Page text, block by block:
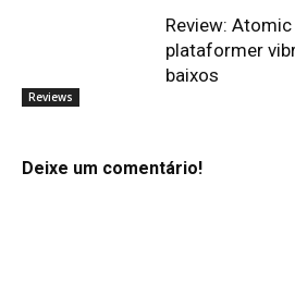
Reviews
Review:
plataformer
baixos
Deixe um comentário!